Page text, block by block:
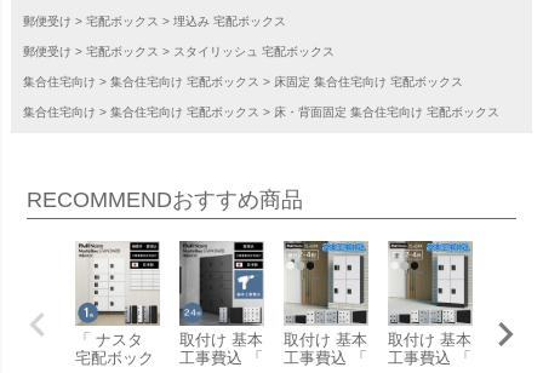
郵便受け 宅配ボックス 埋込み 宅配ボックス
郵便受け 宅配ボックス スタイリッシュ 宅配ボックス
集合住宅向け 集合住宅向け 宅配ボックス 床固定 集合住宅向け 宅配ボックス
集合住宅向け 集合住宅向け 宅配ボックス 床・背面固定 集合住宅向け 宅配ボックス
RECOMMENDおすすめ商品
「 ナスタ
宅配ボック
取付け 基本
工事費込 「
取付け 基本
工事費込 「
取付け 基本
工事費込 「
取付